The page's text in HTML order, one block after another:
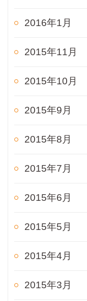
2016年1月
2015年11月
2015年10月
2015年9月
2015年8月
2015年7月
2015年6月
2015年5月
2015年4月
2015年3月